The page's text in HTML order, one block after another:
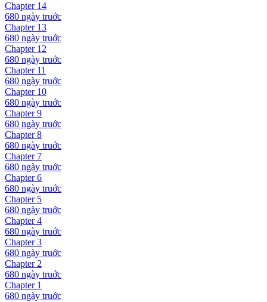
Chapter 14
680 ngày truớc
Chapter 13
680 ngày truớc
Chapter 12
680 ngày truớc
Chapter 11
680 ngày truớc
Chapter 10
680 ngày truớc
Chapter9
680 ngày truớc
Chapter8
680 ngày truớc
Chapter 7
680 ngày truớc
Chapter6
680 ngày truớc
Chapter 5
680 ngày truớc
Chapter4
680 ngày truớc
Chapter3
680 ngày truớc
Chapter2
680 ngày truớc
Chapter 1
680 ngày truớc